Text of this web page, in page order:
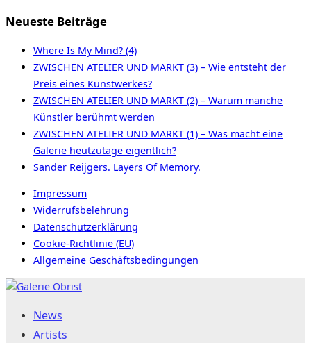
Neueste Beiträge
Where Is My Mind? (4)
ZWISCHEN ATELIER UND MARKT (3) – Wie entsteht der
Preis eines Kunstwerkes?
ZWISCHEN ATELIER UND MARKT (2) – Warum manche
Künstler berühmt werden
ZWISCHEN ATELIER UND MARKT (1) – Was macht eine
Galerie heutzutage eigentlich?
Sander Reijgers. Layers Of Memory.
Impressum
Widerrufsbelehrung
Datenschutzerklärung
Cookie-Richtlinie (EU)
Allgemeine Geschäftsbedingungen
Zum
springenNews
Artists